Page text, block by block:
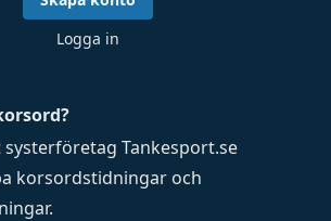
systerföretag Tankesport.se
korsordstidningar och
.
Logga in